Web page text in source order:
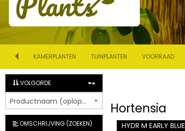
KAMERPLANTEN TUINPLANTEN VOORRAAD
Hortensia
HYDR M EARLY BLUE
VOLGORDE
Productnaam (oplopend)
OMSCHRIJVING (ZOEKEN)